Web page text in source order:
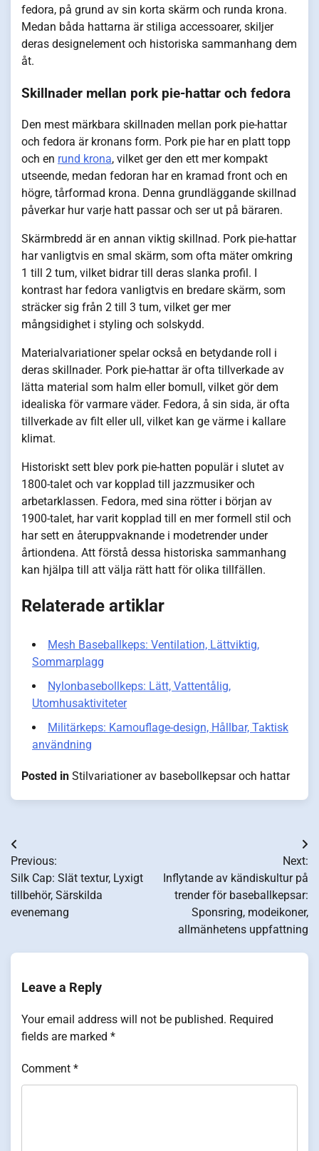
fedora, på grund av sin korta skärm och runda krona.
Medan båda hattarna är stiliga accessoarer, skiljer
deras designelement och historiska sammanhang dem
åt.
Skillnader mellan pork pie-hattar och fedora
Den mest märkbara skillnaden mellan pork pie-hattar
och fedora är kronans form. Pork pie har en platt topp
och en rund krona, vilket ger den ett mer kompakt
utseende, medan fedoran har en kramad front och en
högre, tårformad krona. Denna grundläggande skillnad
påverkar hur varje hatt passar och ser ut på bäraren.
Skärmbredd är en annan viktig skillnad. Pork pie-hattar
har vanligtvis en smal skärm, som ofta mäter omkring
1 till 2 tum, vilket bidrar till deras slanka profil. I
kontrast har fedora vanligtvis en bredare skärm, som
sträcker sig från 2 till 3 tum, vilket ger mer
mångsidighet i styling och solskydd.
Materialvariationer spelar också en betydande roll i
deras skillnader. Pork pie-hattar är ofta tillverkade av
lätta material som halm eller bomull, vilket gör dem
idealiska för varmare väder. Fedora, å sin sida, är ofta
tillverkade av filt eller ull, vilket kan ge värme i kallare
klimat.
Historiskt sett blev pork pie-hatten populär i slutet av
1800-talet och var kopplad till jazzmusiker och
arbetarklassen. Fedora, med sina rötter i början av
1900-talet, har varit kopplad till en mer formell stil och
har sett en återuppvaknande i modetrender under
årtiondena. Att förstå dessa historiska sammanhang
kan hjälpa till att välja rätt hatt för olika tillfällen.
Relaterade artiklar
Mesh Baseballkeps: Ventilation, Lättviktig,
Sommarplagg
Nylonbasebollkeps: Lätt, Vattentålig,
Utomhusaktiviteter
Militärkeps: Kamouflage-design, Hållbar, Taktisk
användning
Posted in Stilvariationer av basebollkepsar och hattar
Post
navigation
Previous:
Silk Cap: Slät textur, Lyxigt
tillbehör, Särskilda
evenemang
Next:
Inflytande av kändiskultur på
trender för baseballkepsar:
Sponsring, modeikoner,
allmänhetens uppfattning
Leave a Reply
Your email address will not be published. Required
fields are marked *
Comment *